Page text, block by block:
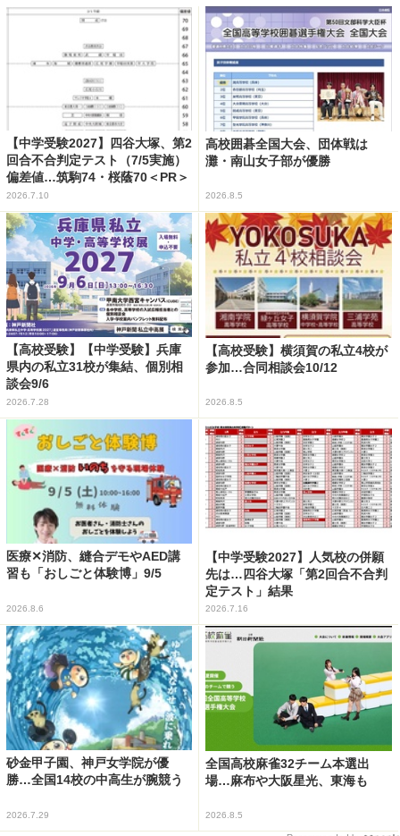
【中学受験2027】四谷大塚、第2
回合不合判定テスト（7/5実施）
偏差値…筑駒74・桜蔭70＜PR＞
2026.7.10
高校囲碁全国大会、団体戦は
灘・南山女子部が優勝
2026.8.5
【高校受験】【中学受験】兵庫
県内の私立31校が集結、個別相
談会9/6
2026.7.28
【高校受験】横須賀の私立4校が
参加…合同相談会10/12
2026.8.5
医療✕消防、縫合デモやAED講
習も「おしごと体験博」9/5
2026.8.6
【中学受験2027】人気校の併願
先は…四谷大塚「第2回合不合判
定テスト」結果
2026.7.16
砂金甲子園、神戸女学院が優
勝…全国14校の中高生が腕競う
2026.7.29
全国高校麻雀32チーム本選出
場…麻布や大阪星光、東海も
2026.8.5